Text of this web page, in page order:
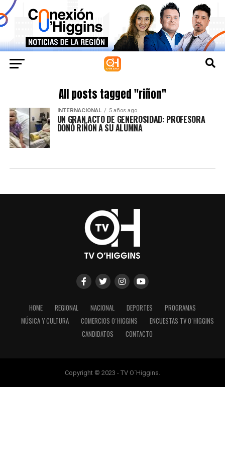
All posts tagged "riñon"
INTERNACIONAL 5 años ago
UN GRAN ACTO DE GENEROSIDAD: PROFESORA
DONÓ RIÑON A SU ALUMNA
HOME REGIONAL NACIONAL DEPORTES
PROGRAMAS
MÚSICA Y CULTURA
COMERCIOS O´HIGGINS
ENCUESTAS TV O´HIGGINS
CANDIDATOS
CONTACTO
Copyright © 2023 - TV O´Higgins.